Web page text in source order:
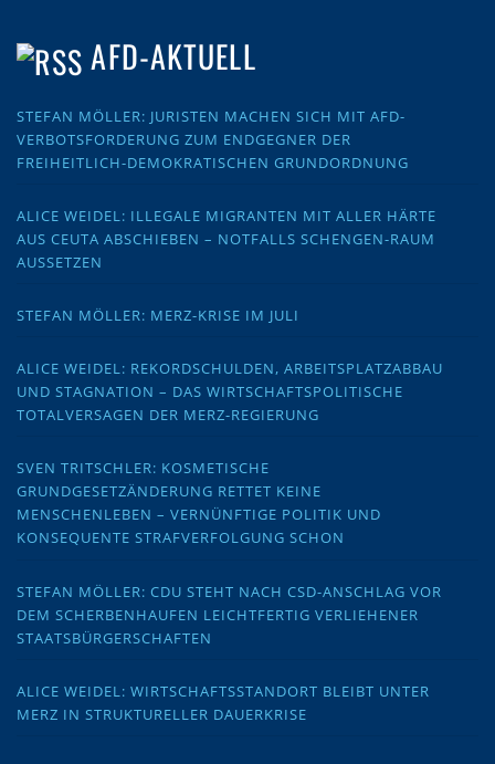
AFD-AKTUELL
STEFAN MÖLLER: JURISTEN MACHEN SICH MIT AFD-
VERBOTSFORDERUNG ZUM ENDGEGNER DER
FREIHEITLICH-DEMOKRATISCHEN GRUNDORDNUNG
ALICE WEIDEL: ILLEGALE MIGRANTEN MIT ALLER HÄRTE
AUS CEUTA ABSCHIEBEN – NOTFALLS SCHENGEN-RAUM
AUSSETZEN
STEFAN MÖLLER: MERZ-KRISE IM JULI
ALICE WEIDEL: REKORDSCHULDEN, ARBEITSPLATZABBAU
UND STAGNATION – DAS WIRTSCHAFTSPOLITISCHE
TOTALVERSAGEN DER MERZ-REGIERUNG
SVEN TRITSCHLER: KOSMETISCHE
GRUNDGESETZÄNDERUNG RETTET KEINE
MENSCHENLEBEN – VERNÜNFTIGE POLITIK UND
KONSEQUENTE STRAFVERFOLGUNG SCHON
STEFAN MÖLLER: CDU STEHT NACH CSD-ANSCHLAG VOR
DEM SCHERBENHAUFEN LEICHTFERTIG VERLIEHENER
STAATSBÜRGERSCHAFTEN
ALICE WEIDEL: WIRTSCHAFTSSTANDORT BLEIBT UNTER
MERZ IN STRUKTURELLER DAUERKRISE